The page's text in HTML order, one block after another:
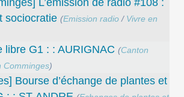
sociocratie (Emission radio / Vivre en
libre G1 : : AURIGNAC (Canton
Comminges)
Bourse d’échange de plantes et